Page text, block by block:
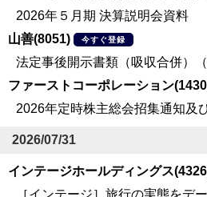
2026年５月期 決算説明会資料
山善(8051)
今すぐ登録
法定事後開示書類（吸収合併）
ファーストコーポレーション
2026年定時株主総会招集通知及
2026/07/31
インテージホールディングス
［インテージ］旅行の実態をデ